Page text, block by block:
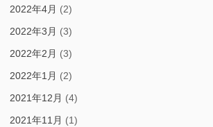
2022年4月 (2)
2022年3月 (3)
2022年2月 (3)
2022年1月 (2)
2021年12月 (4)
2021年11月 (1)